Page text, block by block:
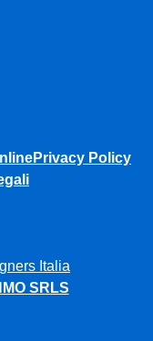
Privacy Policy
Italia
SRLS